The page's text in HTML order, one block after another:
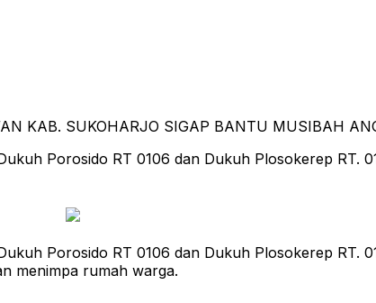
Porosido RT 0106 dan Dukuh Plosokerep RT.
Porosido RT 0106 dan Dukuh Plosokerep RT.
menimpa rumah warga.